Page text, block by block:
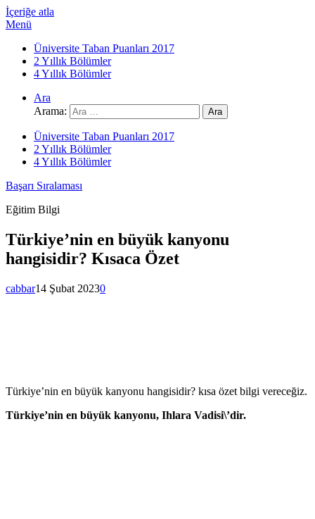
İçeriğe atla
Menü
Üniversite Taban Puanları 2017
2 Yıllık Bölümler
4 Yıllık Bölümler
Ara
Arama:
Üniversite Taban Puanları 2017
2 Yıllık Bölümler
4 Yıllık Bölümler
Başarı Sıralaması
Eğitim Bilgi
Türkiye’nin en büyük kanyonu
hangisidir? Kısaca Özet
cabbar14 Şubat 20230
Türkiye’nin en büyük kanyonu hangisidir? kısa özet bilgi vereceğiz.
Türkiye’nin en büyük kanyonu, Ihlara Vadisi\’dir.